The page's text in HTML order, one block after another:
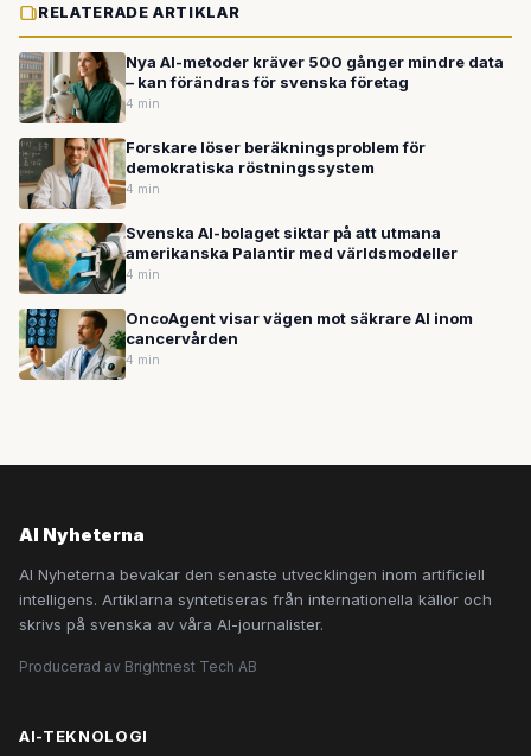
RELATERADE ARTIKLAR
Nya AI-metoder kräver 500 gånger mindre data
– kan förändras för svenska företag
4 min
Forskare löser beräkningsproblem för
demokratiska röstningssystem
4 min
Svenska AI-bolaget siktar på att utmana
amerikanska Palantir med världsmodeller
4 min
OncoAgent visar vägen mot säkrare AI inom
cancervården
4 min
AI Nyheterna
AI Nyheterna bevakar den senaste utvecklingen inom artificiell
intelligens. Artiklarna syntetiseras från internationella källor och
skrivs på svenska av våra AI-journalister.
Producerad av Brightnest Tech AB
AI-TEKNOLOGI